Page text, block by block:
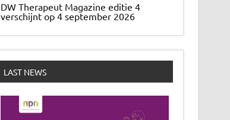
DW Therapeut Magazine editie 4
verschijnt op 4 september 2026
LAST NEWS